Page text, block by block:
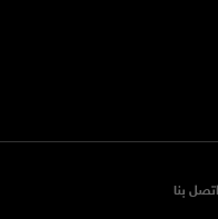
اتصل بنا